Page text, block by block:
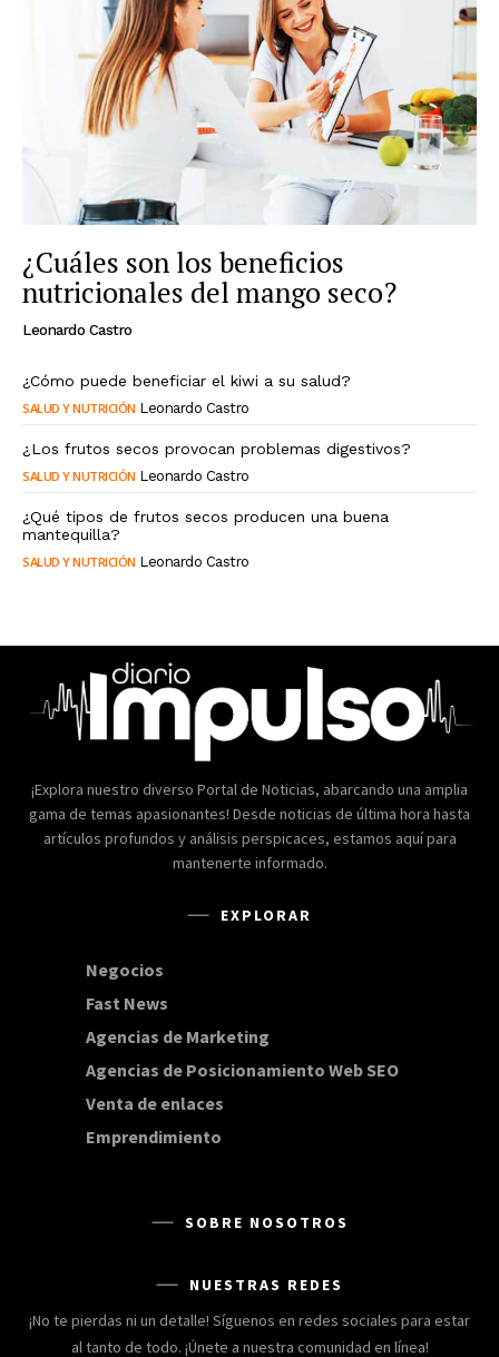
¿Cuáles son los beneficios
nutricionales del mango seco?
Leonardo Castro
¿Cómo puede beneficiar el kiwi a su salud?
SALUD Y NUTRICIÓN Leonardo Castro
¿Los frutos secos provocan problemas digestivos?
SALUD Y NUTRICIÓN Leonardo Castro
¿Qué tipos de frutos secos producen una buena
mantequilla?
SALUD Y NUTRICIÓN Leonardo Castro
¡Explora nuestro diverso Portal de Noticias, abarcando una amplia
gama de temas apasionantes! Desde noticias de última hora hasta
artículos profundos y análisis perspicaces, estamos aquí para
mantenerte informado.
EXPLORAR
Negocios
Fast News
Agencias de Marketing
Agencias de Posicionamiento Web SEO20
Venta de enlaces
Emprendimiento
SOBRE NOSOTROS
NUESTRAS REDES
¡No te pierdas ni un detalle! Síguenos en redes sociales para estar
al tanto de todo. ¡Únete a nuestra comunidad en línea!